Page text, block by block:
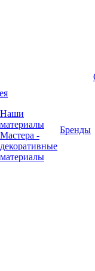
Наши
материалы
Мастера -
декоративные
материалы
Бренды